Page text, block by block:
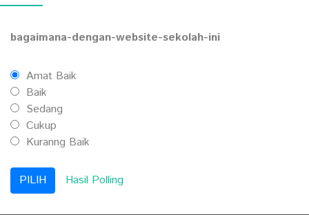
bagaimana-dengan-website-sekolah-ini
Amat Baik
Baik
Sedang
Cukup
Kuranng Baik
Hasil Polling